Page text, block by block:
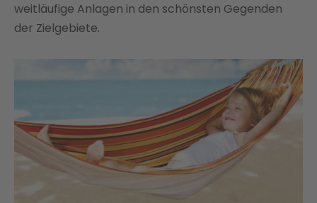
weitläufige Anlagen in den schönsten Gegenden
der Zielgebiete.